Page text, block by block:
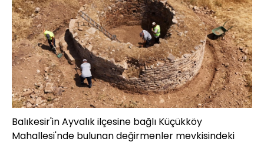
Balıkesir'in Ayvalık ilçesine bağlı Küçükköy
Mahallesi'nde bulunan değirmenler mevkisindeki